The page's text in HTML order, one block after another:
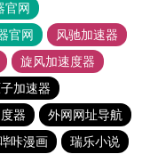
官网
官网
风驰加速器
旋风加速度器
加速器
器
外网网址导航
咔漫画 瑞乐小说